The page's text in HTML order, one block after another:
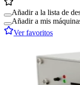
Añadir a la lista de
Añadir a mis
Ver favoritos